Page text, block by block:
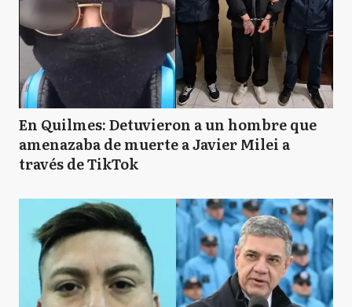
En Quilmes: Detuvieron a un hombre que
amenazaba de muerte a Javier Milei a
través de TikTok